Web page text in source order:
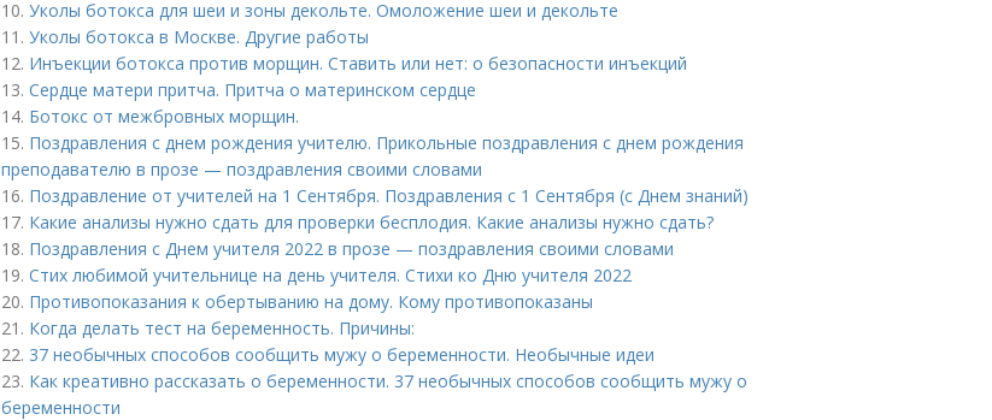
10. Уколы ботокса для шеи и зоны декольте. Омоложение шеи и декольте
11. Уколы ботокса в Москве. Другие работы
12. Инъекции ботокса против морщин. Ставить или нет: о безопасности инъекций
13. Сердце матери притча. Притча о материнском сердце
14. Ботокс от межбровных морщин.
15. Поздравления с днем рождения учителю. Прикольные поздравления с днем рождения
преподавателю в прозе — поздравления своими словами
16. Поздравление от учителей на 1 Сентября. Поздравления с 1 Сентября (с Днем знаний)
17. Какие анализы нужно сдать для проверки бесплодия. Какие анализы нужно сдать?
18. Поздравления с Днем учителя 2022 в прозе — поздравления своими словами
19. Стих любимой учительнице на день учителя. Стихи ко Дню учителя 2022
20. Противопоказания к обертыванию на дому. Кому противопоказаны
21. Когда делать тест на беременность. Причины:
22. 37 необычных способов сообщить мужу о беременности. Необычные идеи
23. Как креативно рассказать о беременности. 37 необычных способов сообщить мужу о
беременности